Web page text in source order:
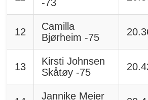
-73
12
Camilla
Bjørheim -75
13
Kirsti Johnsen
Skåtøy -75
Jannike Meier